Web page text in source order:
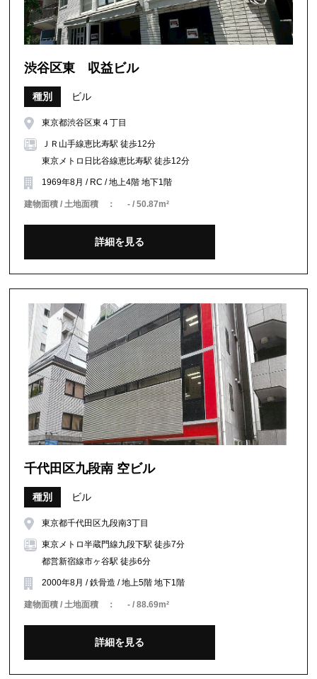
渋谷区東 収益ビル
種別 ビル
東京都渋谷区東４丁目
ＪＲ山手線恵比寿駅 徒歩12分
東京メトロ日比谷線恵比寿駅 徒歩12分
1969年8月 / RC / 地上4階 地下1階
建物面積 / 土地面積 ： - / 50.87m²
詳細を見る
千代田区九段南 空ビル
種別 ビル
東京都千代田区九段南3丁目
東京メトロ半蔵門線九段下駅 徒歩7分
都営新宿線市ヶ谷駅 徒歩6分
2000年8月 / 鉄骨造 / 地上5階 地下1階
建物面積 / 土地面積 ： - / 88.69m²
詳細を見る